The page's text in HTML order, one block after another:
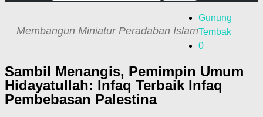
Membangun Miniatur Peradaban Islam
Gunung
Tembak
0
Sambil Menangis, Pemimpin Umum
Hidayatullah: Infaq Terbaik Infaq
Pembebasan Palestina